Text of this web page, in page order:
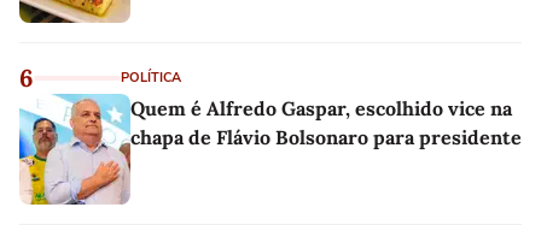
6 POLÍTICA
Quem é Alfredo Gaspar, escolhido vice na
chapa de Flávio Bolsonaro para presidente